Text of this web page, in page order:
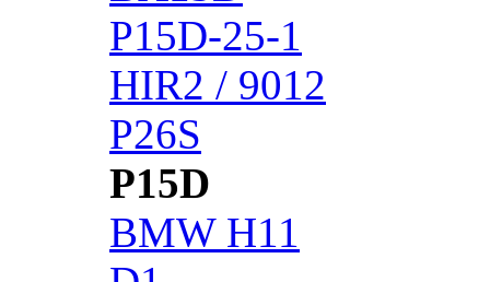
P15D-25-1
HIR2 / 9012
P26S
P15D
BMW H11